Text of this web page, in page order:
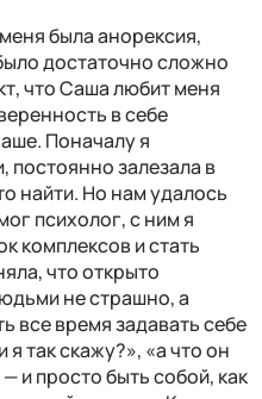
была анорексия,
достаточно сложно
что Саша любит меня
в себе
Поначалу я
постоянно залезала в
найти. Но нам удалось
психолог, с ним я
комплексов и стать
что открыто
не страшно, а
все время задавать себе
так скажу?», «а что он
и просто быть собой, как